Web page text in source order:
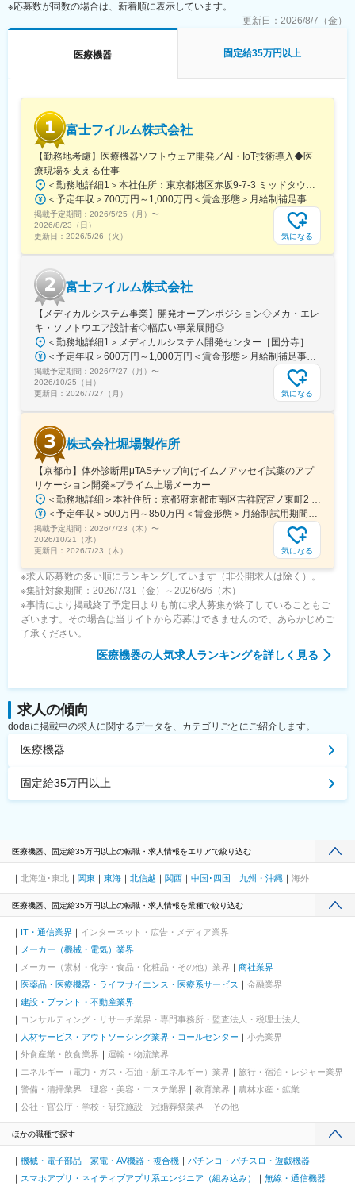
・担当業務における対応計画の立案とその実行
・担当業務におけるソフトウェアライセンス、ハードウェア機
・定期的な進捗開や、契約書に基づくパフォーマンス評価による
外部ベンダーの管理
・リソースマネジメントや優先順位の見直しにより、複数開発プ
ロジェクトの案件の管理、遂行
・週次報告、重要なマイルストーンごとのプレゼンテーションに
よるステークホルダーへの開発状況の報告
【働き方について】
リモート勤務は試用期間経過後に週１日の使用が可能です。
当社では、フレックスタイムや短時間勤務制度、時間単位の有給
休暇取得が可能な制度を導入し、育児・介護との両立を支援して
備しており、社員の生活と仕事のバランスを重視した働き方をサ
ポートしています。
変更の範囲：会社の定める業務
※応募数が同数の場合は、新着順に表示しています。
更新日： 2026/8/7（金）
医療機器 固定給35万円以上
富士フイルム株式会社
【勤務地考慮】医療機器ソフトウェア開発／AI・IoT技術導入◆医
療現場を支える仕事
＜勤務地詳細1＞本社住所：東京都港区赤坂9-7-3 ミッドタウン・ウェスト勤務地最寄駅：東京メトロ日比谷線／都営大江戸線／六本木駅受動喫煙対策：敷地内全面禁煙＜勤務地詳細2＞メディカルシステム開発センター住所：神奈川県足柄上郡開成町宮台798 勤務地最寄駅：伊豆箱根鉄道 大雄山線／和田河原駅受動喫煙対策：屋内全面禁煙＜勤務地詳細3＞メディカルシステム開発センター（柏）住所：千葉県柏市新十余二2番地1 勤務地最寄駅：つくばエクスプレス線／柏たなか駅受動喫煙対策：屋内全面禁煙
＜予定年収＞700万円～1,000万円＜賃金形態＞月給制補足事項なし＜賃金内訳＞月額（基本給）：300,000円～700,000円＜月給＞300,000円～700,000円＜昇給有無＞有＜残業手当＞有＜給与補足＞※表記年収は想定年収範囲ですが、実際の給与提示は前職や経験を考慮の上、同社社内規程に準じ決定します。賃金はあくまでも目安の金額であり、選考を通じて上下する可能性があります。月給(月額)は固定手当を含めた表記です。
掲載予定期間： 2026/5/25（月） 〜
2026/8/23（日）
更新日： 2026/5/26（火） 気になる
富士フイルム株式会社
【メディカルシステム事業】開発オープンポジション◇メカ・エレ
キ・ソフトウエア設計者◇幅広い事業展開◎
＜勤務地詳細1＞メディカルシステム開発センター［国分寺］住所：東京都国分寺市東恋ヶ窪3丁目1-1 勤務地最寄駅：JR線／国分寺駅受動喫煙対策：敷地内喫煙可能場所あり＜勤務地詳細2＞メディカルシステム開発センター住所：神奈川県足柄上郡開成町宮台798 勤務地最寄駅：伊豆箱根鉄道 大雄山線／和田河原駅受動喫煙対策：屋内全面禁煙＜勤務地詳細3＞メディカルシステム開発センター（柏）住所：千葉県柏市新十余二2番地1 勤務地最寄駅：つくばエクスプレス線／柏たなか駅受動喫煙対策：屋内全面禁煙変更の範囲：会社の定める事業所（リモートワーク含む）
＜予定年収＞600万円～1,000万円＜賃金形態＞月給制補足事項なし＜賃金内訳＞月額（基本給）：280,000円～450,000円＜月給＞280,000円～450,000円＜昇給有無＞有＜残業手当＞有＜給与補足＞※表記年収は想定年収範囲ですが、実際の給与提示は前職や経験を考慮の上、同社社内規程に準じ決定します。賃金はあくまでも目安の金額であり、選考を通じて上下する可能性があります。月給(月額)は固定手当を含めた表記です。
掲載予定期間： 2026/7/27（月） 〜
2026/10/25（日）
更新日： 2026/7/27（月） 気になる
株式会社堀場製作所
【京都市】体外診断用μTASチップ向けイムノアッセイ試薬のアプ
リケーション開発※プライム上場メーカー
＜勤務地詳細＞本社住所：京都府京都市南区吉祥院宮ノ東町2 勤務地最寄駅：阪急京都/JR線／西京極/西大路駅受動喫煙対策：屋内全面禁煙変更の範囲：会社の定める事業所（リモートワーク含む）
＜予定年収＞500万円～850万円＜賃金形態＞月給制試用期間中も待遇・条件に差異はございません。＜賃金内訳＞月額（基本給）：300,000円～450,000円＜月給＞300,000円～450,000円＜昇給有無＞有＜残業手当＞有＜給与補足＞＊これまでのご経験、適性に応じて決定致します。■昇給：年1回（4月） ■賞与：年2回（6月、12月） ※管理職の年収イメージ：850万～賃金はあくまでも目安の金額であり、選考を通じて上下する可能性があります。月給(月額)は固定手当を含めた表記です。
掲載予定期間： 2026/7/23（木） 〜
2026/10/21（水）
更新日： 2026/7/23（木） 気になる
※求人応募数の多い順にランキングしています（非公開求人は除く）。
※集計対象期間：2026/7/31（金）～2026/8/6（木）
※事情により掲載終了予定日よりも前に求人募集が終了していることもご
ざいます。その場合は当サイトから応募はできませんので、あらかじめご
了承ください。
医療機器の人気求人ランキングを詳しく見る
求人の傾向
dodaに掲載中の求人に関するデータを、カテゴリごとにご紹介します。
医療機器
固定給35万円以上
医療機器、固定給35万円以上の転職・求人情報をエリアで絞り込む
北海道･東北 関東 東海 北信越 関西 中国･四国 九州・沖縄 海外
医療機器、固定給35万円以上の転職・求人情報を業種で絞り込む
IT・通信業界
インターネット・広告・メディア業界
メーカー（機械・電気）業界
メーカー（素材・化学・食品・化粧品・その他）業界
商社業界
医薬品・医療機器・ライフサイエンス・医療系サービス
金融業界
建設・プラント・不動産業界
コンサルティング・リサーチ業界・専門事務所・監査法人・税理士法人
人材サービス・アウトソーシング業界・コールセンター
小売業界
外食産業・飲食業界
運輸・物流業界
エネルギー（電力・ガス・石油・新エネルギー）業界
旅行・宿泊・レジャー業界
警備・清掃業界
理容・美容・エステ業界 教育業界
農林水産・鉱業
公社・官公庁・学校・研究施設
冠婚葬祭業界 その他
ほかの職種で探す
機械・電子部品 家電・AV機器・複合機
パチンコ・パチスロ・遊戯機器
スマホアプリ・ネイティブアプリ系エンジニア（組み込み）
無線・通信機器